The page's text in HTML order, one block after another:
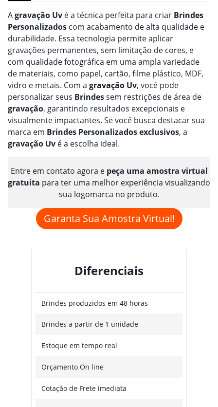
Agravação Uv é a técnica perfeita para criar Brindes
Personalizados com acabamento de alta qualidade e
durabilidade. Essa tecnologia permite aplicar
gravações permanentes, sem limitação de cores, e
com qualidade fotográfica em uma ampla variedade
de materiais, como papel, cartão, filme plástico, MDF,
vidro e metais. Com a gravação Uv, você pode
personalizar seus Brindessem restrições de área de
gravação, garantindo resultados excepcionais e
visualmente impactantes. Se você busca destacar sua
marca em Brindes Personalizadosexclusivos, a
gravação Uv é a escolha ideal.
Entre em contato agora e peça uma amostra virtual
gratuita para ter uma melhor experiência visualizando
sua logomarca no produto.
Garanta Sua Amostra Virtual!
Diferenciais
Brindes produzidos em 48 horas
Brindes a partir de 1 unidade
Estoque em tempo real
Orçamento On line
Cotação de Frete imediata